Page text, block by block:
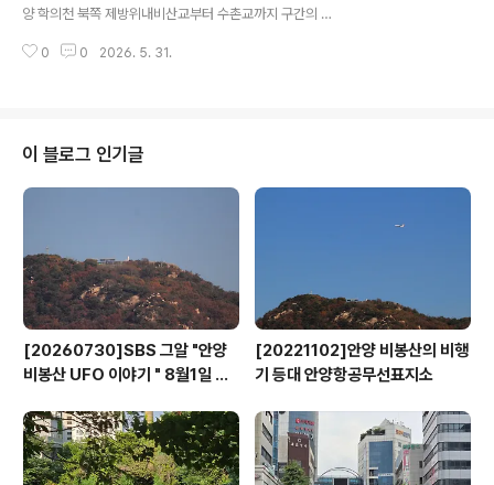
근 콘크리트 구조물이 있는데 안양항공무선표지소다. 많은
이들이 비상용 군용헬기장으로 알고 있으나 사실 시설물
중앙에는 흰색의 안테나 시설이 우뚝 서 있어 헬기가 착륙
양 학의천 북쪽 제방위내비산교부터 수촌교까지 구간의 나
길을 걷다보면 마치 냄새에 취할 정도로 꽃 향기가 진동한
만 도심이라면 쥐똥나무일 확률이 높다. 초록색 잎사귀 사
이사이에 자잘한 하얀 꽃들이 손가락 길이만 한 줄기에 무
리 지어 피었을 뿐 특별히 화려하지도 않다. 길가에 나지막
다가섰을 때 진가를 드러낸다. 한 발 앞에 ..
0 0 2026. 5. 31.
이 블로그 인기글
[20260730]SBS 그알 "안양
비봉산 UFO 이야기 " 8월1일 방
[20221102]안양 비봉산의 비행
기 등대 안양항공무선표지소